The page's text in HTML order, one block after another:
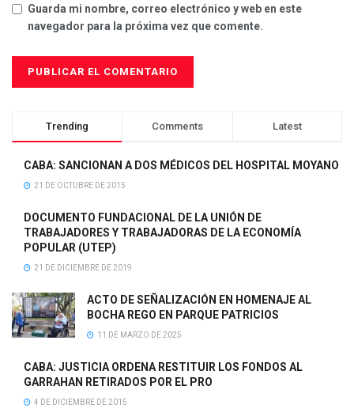
Guarda mi nombre, correo electrónico y web en este
navegador para la próxima vez que comente.
Trending Comments Latest
CABA: SANCIONAN A DOS MÉDICOS DEL HOSPITAL MOYANO
21 DE OCTUBRE DE 2015
DOCUMENTO FUNDACIONAL DE LA UNIÓN DE
TRABAJADORES Y TRABAJADORAS DE LA ECONOMÍA
POPULAR (UTEP)
21 DE DICIEMBRE DE 2019
ACTO DE SEÑALIZACIÓN EN HOMENAJE AL
BOCHA REGO EN PARQUE PATRICIOS
11 DE MARZO DE 2025
CABA: JUSTICIA ORDENA RESTITUIR LOS FONDOS AL
GARRAHAN RETIRADOS POR EL PRO
4 DE DICIEMBRE DE 2015